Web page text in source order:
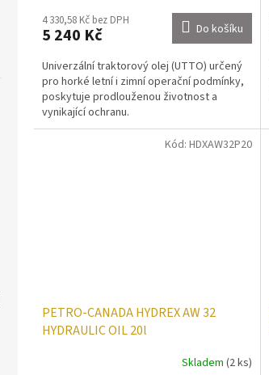
4 330,58 Kč bez DPH
5 240 Kč Do košíku
Univerzální traktorový olej (UTTO) určený
pro horké letní i zimní operační podmínky,
poskytuje prodlouženou životnost a
vynikající ochranu.
PETRO-CANADA HYDREX AW 32
HYDRAULIC OIL 20l
Skladem (2 ks)
Kód: HDXAW32P20